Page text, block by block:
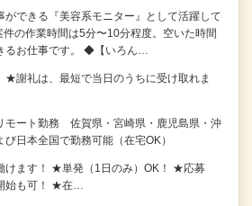
ができる『美容系モニター』として活躍して
件の作業時間は5分〜10分程度。空いた時間
るお仕事です。 ◆【いろん…
謝礼は、最短で当日のうちに受け取れま
モート勤務 佐賀県・宮崎県・鹿児島県・沖
日本全国で勤務可能（在宅OK）
けます！ ★単発（1日のみ）OK！ ★応募
始も可！ ★在…